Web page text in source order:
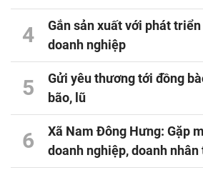
4
Gắn sản xuất với phát
doanh nghiệp
5
Gửi yêu thương tới đồng
bão, lũ
6
Xã Nam Đông Hưng: Gặp
doanh nghiệp, doanh